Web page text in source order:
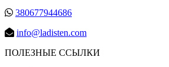
380677944686
info@ladisten.com
ПОЛЕЗНЫЕ ССЫЛКИ